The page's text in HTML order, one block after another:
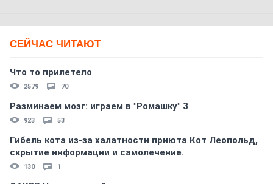
СЕЙЧАС ЧИТАЮТ
Что то прилетело
2579 70
Разминаем мозг: играем в "Ромашку" 3
923 53
Гибель кота из-за халатности приюта Кот Леопольд,
скрытиe информации и самолечение.
130 1